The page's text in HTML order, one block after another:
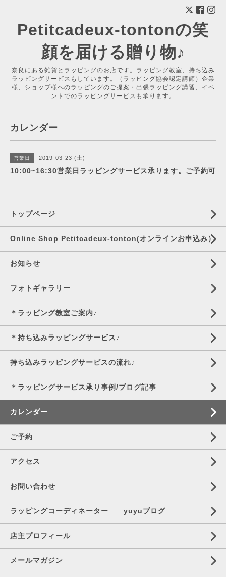
Petitcadeux-tontonの笑
顔を届ける贈り物♪
奈良にある雑貨とラッピングのお店です。ラッピング教室、持ち込み
ラッピングサービスもしています。（ラッピング協会認定講師）企業
様、ショップ様へのラッピングのご提案・出張ラッピング講習、イベ
ントでのラッピングサービスも承ります。
カレンダー
営業日 2019-03-23 (土)
10:00~16:30営業日ラッピングサービス承ります。ご予約可
トップページ
Online Shop Petitcadeux-tonton(オンラインお申込み）
お知らせ
フォトギャラリー
＊ラッピング教室ご案内♪
＊持ち込みラッピングサービス♪
持ち込みラッピングサービスの流れ♪
＊ラッピングサービス承り事例/ブログ記事
カレンダー
ご予約
アクセス
お問い合わせ
ラッピングコーディネーター yuyuブログ
店主プロフィール
メールマガジン